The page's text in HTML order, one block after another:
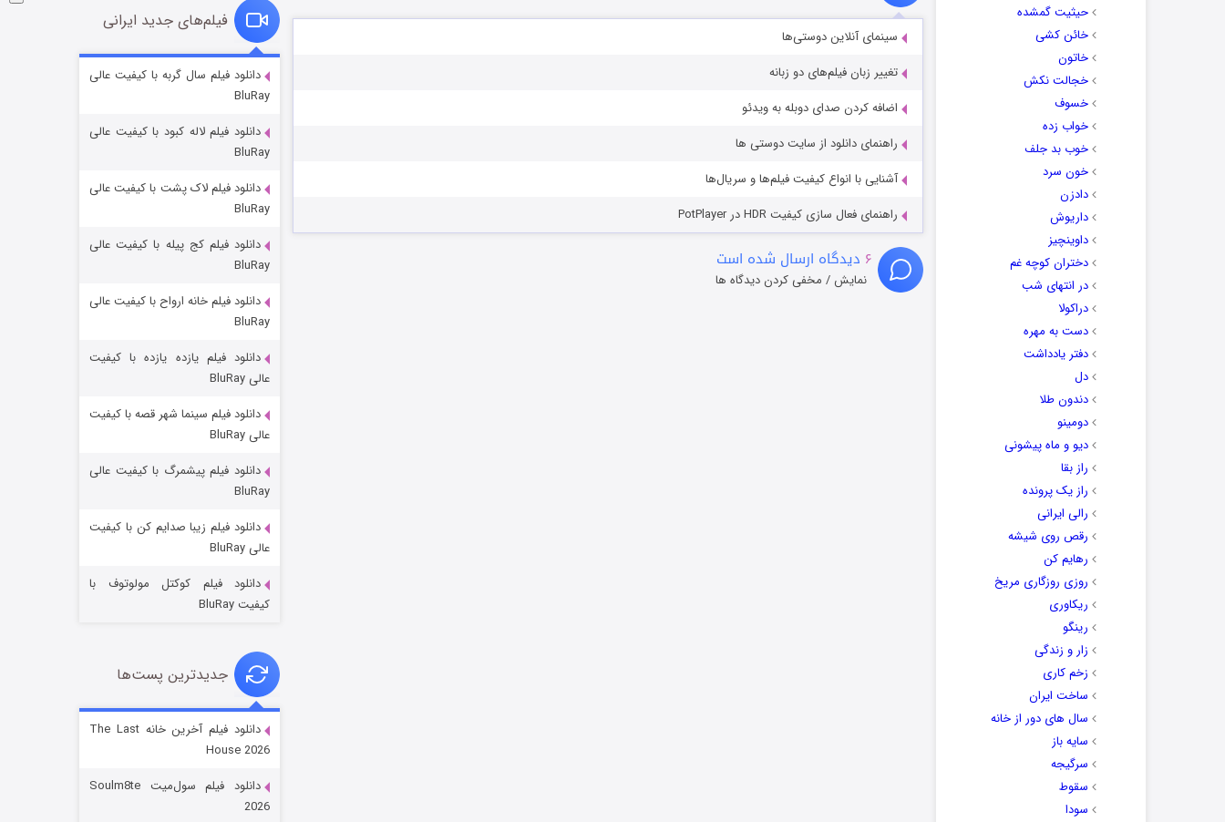
حیثیت گمشده
خائن کشی
خاتون
خجالت نکش
خسوف
خواب زده
خوب بد جلف
خون سرد
دادزن
داریوش
داوینچیز
دختران کوچه غم
در انتهای شب
دراکولا
دست به مهره
دفتر یادداشت
دل
دندون طلا
دومینو
دیو و ماه پیشونی
راز بقا
راز یک پرونده
رالی ایرانی
رقص روی شیشه
رهایم کن
روزی روزگاری مریخ
ریکاوری
رینگو
زار و زندگی
زخم کاری
ساخت ایران
سال های دور از خانه
سایه باز
سرگیجه
سقوط
سودا
سینمای آنلاین دوستی‌ها
تغییر زبان فیلم‌های دو زبانه
اضافه کردن صدای دوبله به ویدئو
راهنمای دانلود از سایت دوستی ها
آشنایی با انواع کیفیت فیلم‌ها و سریال‌ها
راهنمای فعال سازی کیفیت HDR در PotPlayer
۶ دیدگاه ارسال شده است
نمایش / مخفی کردن دیدگاه ها
شکست استوارت در نجات جهان
قسمت
شوگر فصل ۲
خاندان اژدها فصل ۳
قسمت
فیلم‌های جدید ایرانی
دانلود فیلم سال گربه با کیفیت عالی
BluRay
دانلود فیلم لاله کبود با کیفیت عالی
BluRay
دانلود فیلم لاک پشت با کیفیت عالی
BluRay
دانلود فیلم کج‌ پیله با کیفیت عالی
BluRay
دانلود فیلم خانه ارواح با کیفیت عالی
BluRay
دانلود فیلم یازده یازده با کیفیت
عالی BluRay
دانلود فیلم سینما شهر قصه با کیفیت
عالی BluRay
دانلود فیلم پیشمرگ با کیفیت عالی
BluRay
دانلود فیلم زیبا صدایم کن با کیفیت
عالی BluRay
دانلود فیلم کوکتل مولوتوف با
کیفیت BluRay
جدیدترین پست‌ها
دانلود فیلم آخرین خانه The Last
House 2026
دانلود فیلم سول‌میت Soulm8te
2026